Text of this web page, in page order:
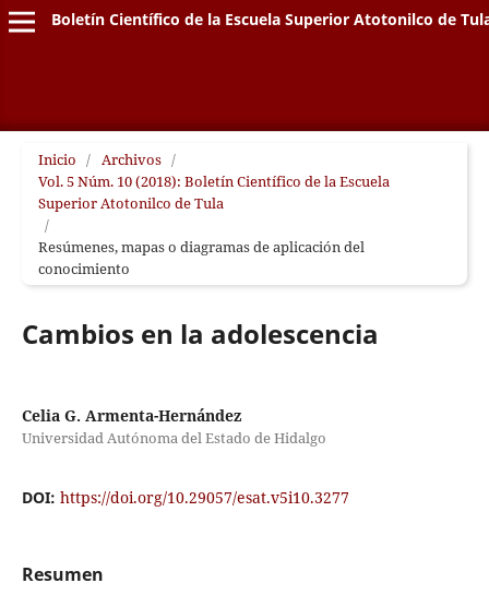
Boletín Científico de la Escuela Superior Atotonilco de
Inicio / Archivos /
Vol. 5 Núm. 10 (2018): Boletín Científico de la Escuela
Superior Atotonilco de Tula
/
Resúmenes, mapas o diagramas de aplicación del
conocimiento
Cambios en la adolescencia
Celia G. Armenta-Hernández
Universidad Autónoma del Estado de Hidalgo
DOI: https://doi.org/10.29057/esat.v5i10.3277
Resumen